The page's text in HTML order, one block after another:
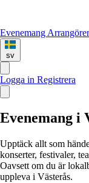
Evenemang Arrangörer
sv
Logga in Registrera
Evenemang i
Upptäck allt som
konserter, festivaler,
Oavsett om du är
uppleva i Västerås.